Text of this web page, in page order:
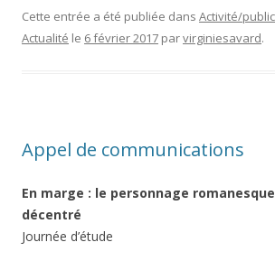
Cette entrée a été publiée dans Activité/
Actualité le 6 février 2017 parvirginiesavard.
Appel de communications
En marge : le personnage
décentré
Journée d’étude